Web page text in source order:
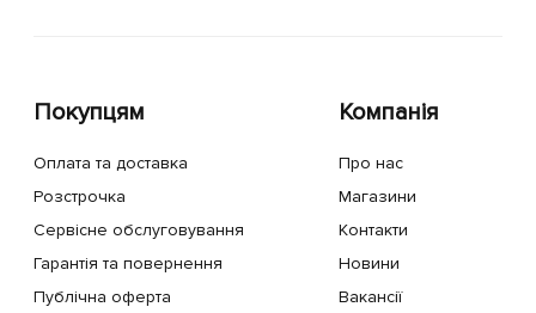
Покупцям
Оплата та доставка
Розстрочка
Сервісне обслуговування
Гарантія та повернення
Публічна оферта
Компанія
Про нас
Магазини
Контакти
Новини
Вакансії